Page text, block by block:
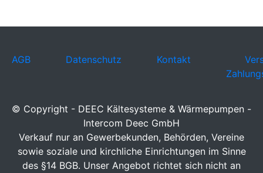
AGB Datenschutz Kontakt
© Copyright - DEEC Kältesysteme & Wärmepumpen -
Intercom Deec GmbH
Verkauf nur an Gewerbekunden, Behörden, Vereine
sowie soziale und kirchliche Einrichtungen im Sinne
des §14 BGB. Unser Angebot richtet sich nicht an